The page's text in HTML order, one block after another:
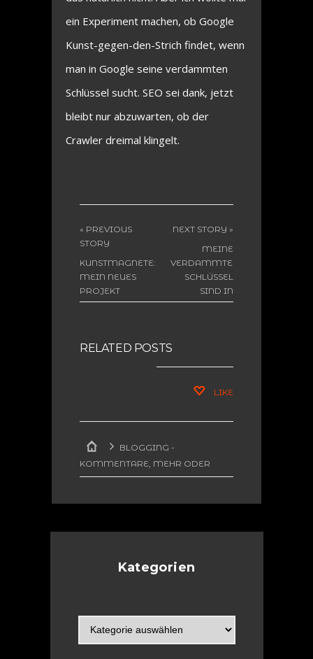
ein Experiment machen, ob Google
Kunst-gegen-den-Strich findet, wenn
man in Google seine verdammten
Schlüssel sucht. SEO sei dank, jetzt
bleibt nur abzuwarten, ob der
Crawler dreimal klingelt.
« PREVIOUS
STORY
KUNSTMAGNETE:
MEIN NEUES
PROJEKT
NEXT STORY »
MEINE
VERDAMMTEN
SCHLÜSSEL
SIND IN
GOOGLE ZU
RELATED POSTS
LIKE
BLOGGING -
KOMMENTARE, MEHR ODER
Kategorien